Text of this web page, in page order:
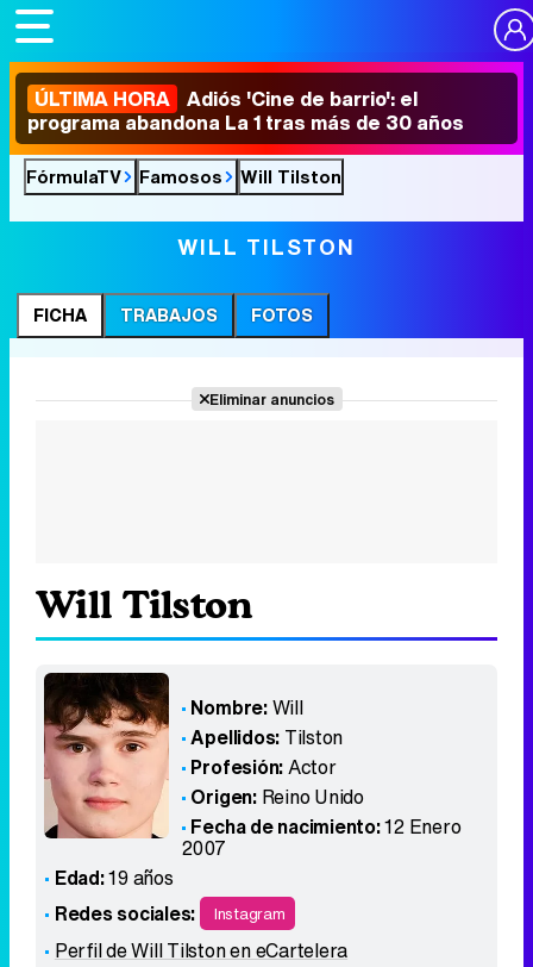
ÚLTIMA HORA Adiós 'Cine de barrio': el
programa abandona La 1 tras más de 30 años
FórmulaTV Famosos Will Tilston
WILL TILSTON
FICHA TRABAJOS FOTOS
Eliminar anuncios
Will Tilston
Nombre:Will
Apellidos: Tilston
Profesión:Actor
Origen: Reino Unido
Fecha de nacimiento:12 Enero
2007
Edad:19 años
Redes sociales:
Instagram
Perfil de Will Tilston en eCartelera